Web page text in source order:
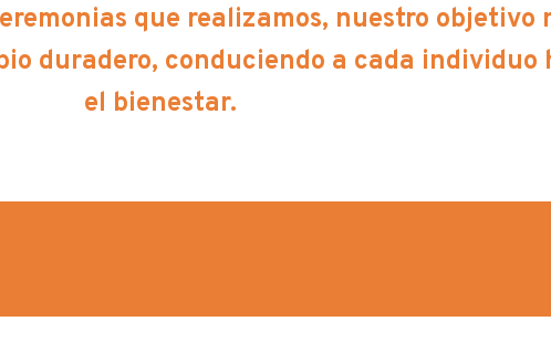
que realizamos, nuestro objetivo
duradero, conduciendo a cada
el bienestar.